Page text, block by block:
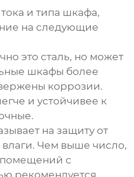
и типа шкафа,
на следующие
это сталь, но может
шкафы более
коррозии.
и устойчивее к
на защиту от
Чем выше число,
с
рекомендуется